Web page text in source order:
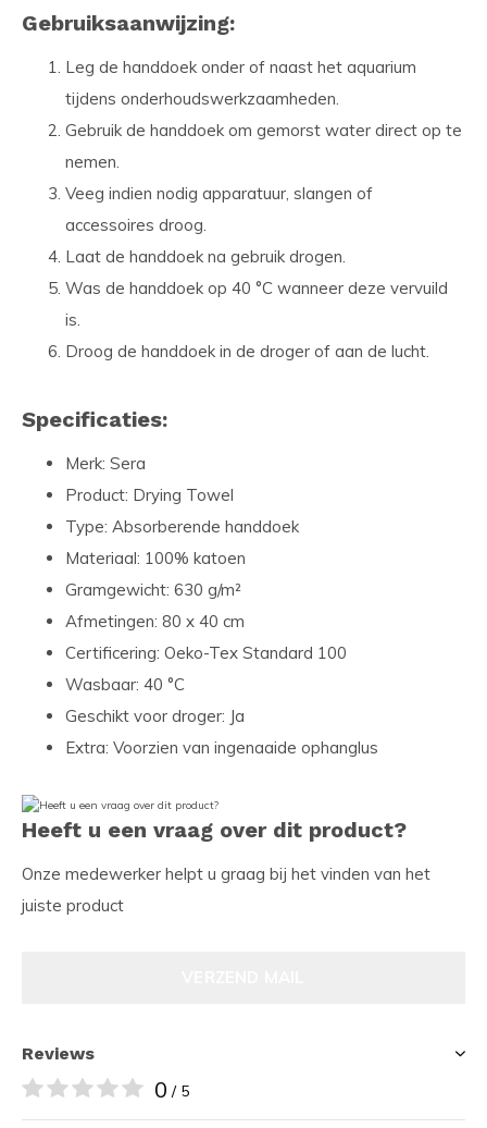
Gebruiksaanwijzing:
Leg de handdoek onder of naast het aquarium
tijdens onderhoudswerkzaamheden.
Gebruik de handdoek om gemorst water direct op te
nemen.
Veeg indien nodig apparatuur, slangen of
accessoires droog.
Laat de handdoek na gebruik drogen.
Was de handdoek op 40 °C wanneer deze vervuild
is.
Droog de handdoek in de droger of aan de lucht.
Specificaties:
Merk: Sera
Product: Drying Towel
Type: Absorberende handdoek
Materiaal: 100% katoen
Gramgewicht: 630 g/m²
Afmetingen: 80 x 40 cm
Certificering: Oeko-Tex Standard 100
Wasbaar: 40 °C
Geschikt voor droger: Ja
Extra: Voorzien van ingenaaide ophanglus
Heeft u een vraag over dit product?
Onze medewerker helpt u graag bij het vinden van het
juiste product
Reviews
0 / 5